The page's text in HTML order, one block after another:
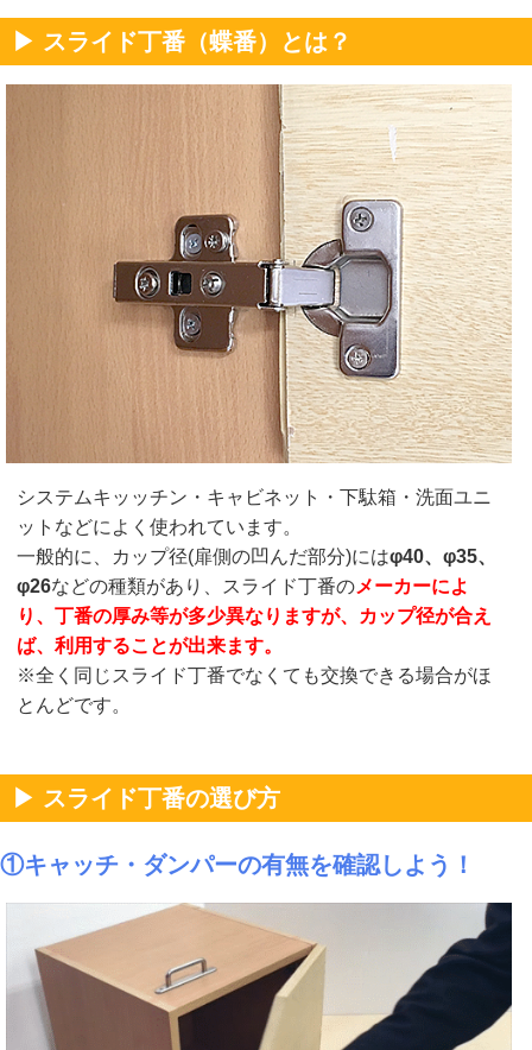
▶ スライド丁番（蝶番）とは？
システムキッッチン・キャビネット・下駄箱・洗面ユニ
ットなどによく使われています。
一般的に、カップ径(扉側の凹んだ部分)にはφ40、φ35、
φ26などの種類があり、スライド丁番のメーカーによ
り、丁番の厚み等が多少異なりますが、カップ径が合え
ば、利用することが出来ます。
※全く同じスライド丁番でなくても交換できる場合がほ
とんどです。
▶ スライド丁番の選び方
①キャッチ・ダンパーの有無を確認しよう！